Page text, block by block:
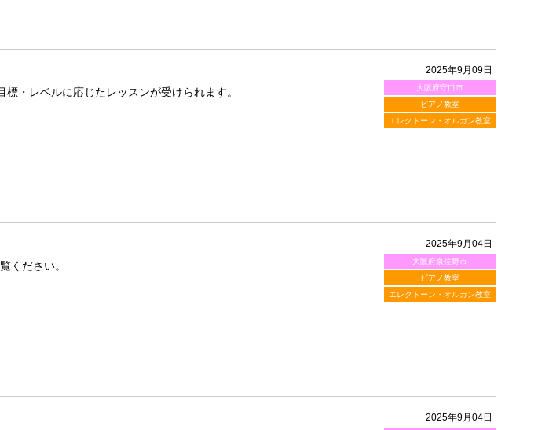
2025年9月09日
大阪府守口市
ピアノ教室
エレクトーン・オルガン教室
・レベルに応じたレッスンが受けられます。
2025年9月04日
大阪府泉佐野市
ピアノ教室
エレクトーン・オルガン教室
ください。
2025年9月04日